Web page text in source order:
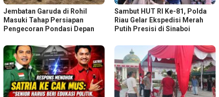
Jembatan Garuda di Rohil
Masuki Tahap Persiapan
Pengecoran Pondasi Depan
Sambut HUT RI Ke-81, Polda
Riau Gelar Ekspedisi Merah
Putih Presisi di Sinaboi